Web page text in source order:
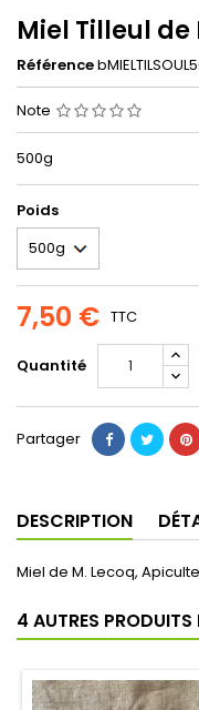
Miel Tilleul de
Référence
Note
500g
Poids
7,50 € TTC
Quantité
Partager
DESCRIPTION
Miel de M. Lecoq,
4 AUTRES